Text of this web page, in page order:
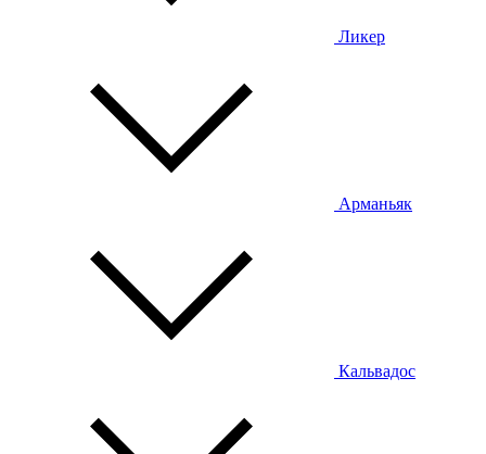
Ликер
Арманьяк
Кальвадос